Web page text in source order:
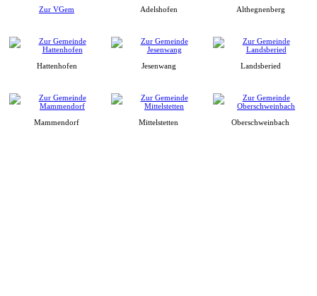
Zur VGem Adelshofen Althegnenberg
Hattenhofen Jesenwang Landsberied
Mammendorf Mittelstetten Oberschweinbach